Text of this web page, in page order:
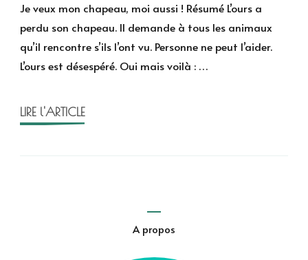
Je veux mon chapeau, moi aussi ! Résumé L’ours a
perdu son chapeau. Il demande à tous les animaux
qu’il rencontre s’ils l’ont vu. Personne ne peut l’aider.
L’ours est désespéré. Oui mais voilà : …
LIRE l'ARTICLE
A propos